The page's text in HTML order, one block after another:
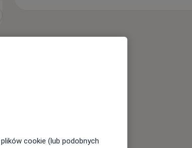
cookie (lub podobnych